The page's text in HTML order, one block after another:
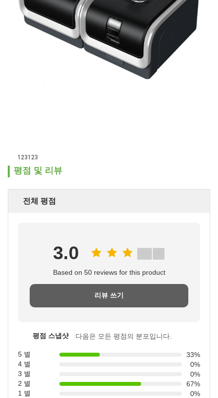
123123
평점 및 리뷰
전체 평점
3.0
Based on 50 reviews for this product
리뷰 쓰기
평점 스냅샷 다음은 모든 평점의 분포입니다.
5 별
33%
4 별
0%
3 별
0%
2 별
67%
1 별
0%